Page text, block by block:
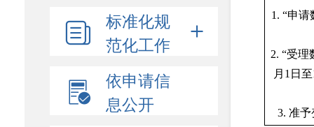
标准化规
范化工作
依申请信
息公开
1. “申
2. “受理
月1日
3. 准